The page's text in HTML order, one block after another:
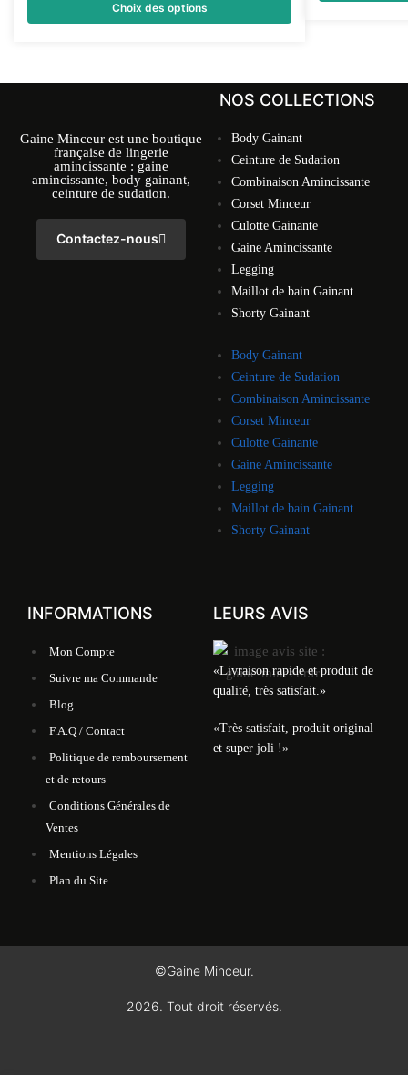
Choix des options
Gaine Minceur est une boutique
française de lingerie
amincissante : gaine
amincissante, body gainant,
ceinture de sudation.
Contactez-nous
NOS COLLECTIONS
Body Gainant
Ceinture de Sudation
Combinaison Amincissante
Corset Minceur
Culotte Gainante
Gaine Amincissante
Legging
Maillot de bain Gainant
Shorty Gainant
Body Gainant
Ceinture de Sudation
Combinaison Amincissante
Corset Minceur
Culotte Gainante
Gaine Amincissante
Legging
Maillot de bain Gainant
Shorty Gainant
INFORMATIONS
Mon Compte
Suivre ma Commande
Blog
F.A.Q / Contact
Politique de remboursement
et de retours
Conditions Générales de
Ventes
Mentions Légales
Plan du Site
LEURS AVIS
«Livraison rapide et produit de
qualité, très satisfait.»
«Très satisfait, produit original
et super joli !»
©Gaine Minceur.
2026. Tout droit réservés.